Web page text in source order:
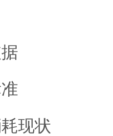
现状